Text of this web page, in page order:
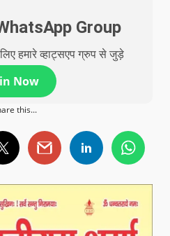
Group
हमारे व्हाट्सएप ग्रुप से जुड़े
Now
this...